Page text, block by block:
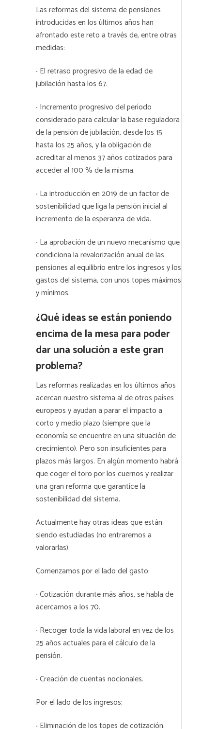
Las reformas del sistema de pensiones
introducidas en los últimos años han
afrontado este reto a través de, entre otras
medidas:
· El retraso progresivo de la edad de
jubilación hasta los 67.
· Incremento progresivo del período
considerado para calcular la base reguladora
de la pensión de jubilación, desde los 15
hasta los 25 años, y la obligación de
acreditar al menos 37 años cotizados para
acceder al 100 % de la misma.
· La introducción en 2019 de un factor de
sostenibilidad que liga la pensión inicial al
incremento de la esperanza de vida.
· La aprobación de un nuevo mecanismo que
condiciona la revalorización anual de las
pensiones al equilibrio entre los ingresos y los
gastos del sistema, con unos topes máximos
y mínimos.
¿Qué ideas se están poniendo
encima de la mesa para poder
dar una solución a este gran
problema?
Las reformas realizadas en los últimos años
acercan nuestro sistema al de otros países
europeos y ayudan a parar el impacto a
corto y medio plazo (siempre que la
economía se encuentre en una situación de
crecimiento). Pero son insuficientes para
plazos más largos. En algún momento habrá
que coger el toro por los cuernos y realizar
una gran reforma que garantice la
sostenibilidad del sistema.
Actualmente hay otras ideas que están
siendo estudiadas (no entraremos a
valorarlas).
Comenzamos por el lado del gasto:
·Cotización durante más años, se habla de
acercarnos a los 70.
· Recoger toda la vida laboral en vez de los
25 años actuales para el cálculo de la
pensión.
·Creación de cuentas nocionales.
Por el lado de los ingresos:
· Eliminación de los topes de cotización.